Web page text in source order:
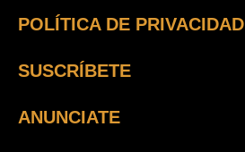
POLÍTICA DE PRIVACIDAD
SUSCRÍBETE
ANUNCIATE